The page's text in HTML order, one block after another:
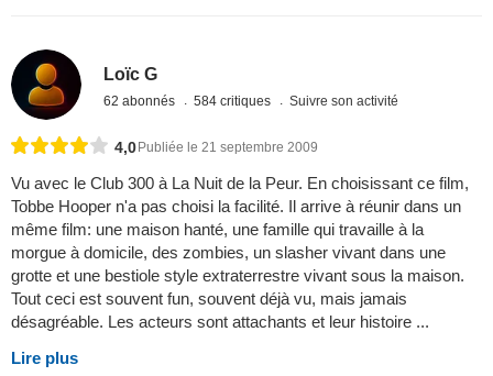
Loïc G
62 abonnés 584 critiques Suivre son activité
4,0 Publiée le 21 septembre 2009
Vu avec le Club 300 à La Nuit de la Peur. En choisissant ce film,
Tobbe Hooper n'a pas choisi la facilité. Il arrive à réunir dans un
même film: une maison hanté, une famille qui travaille à la
morgue à domicile, des zombies, un slasher vivant dans une
grotte et une bestiole style extraterrestre vivant sous la maison.
Tout ceci est souvent fun, souvent déjà vu, mais jamais
désagréable. Les acteurs sont attachants et leur histoire ...
Lire plus